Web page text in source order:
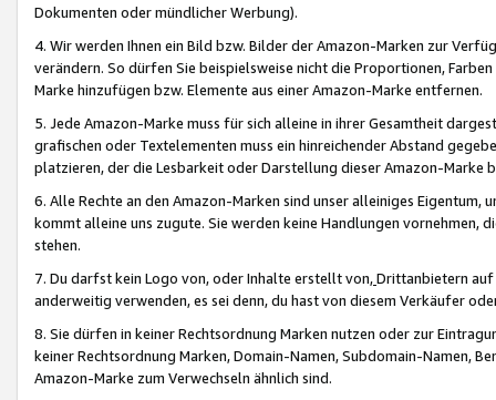
Dokumenten oder mündlicher Werbung).
4. Wir werden Ihnen ein Bild bzw. Bilder der Amazon-Marken zur
verändern. So dürfen Sie beispielsweise nicht die Proportionen,
Marke hinzufügen bzw. Elemente aus einer Amazon-Marke entfernen.
5. Jede Amazon-Marke muss für sich alleine in ihrer Gesamtheit
grafischen oder Textelementen muss ein hinreichender Abstand
platzieren, der die Lesbarkeit oder Darstellung dieser Amazon-Marke
6. Alle Rechte an den Amazon-Marken sind unser alleiniges
kommt alleine uns zugute. Sie werden keine Handlungen vornehmen,
stehen.
7. Du darfst kein Logo von, oder Inhalte erstellt von,Drittanbietern auf
anderweitig verwenden, es sei denn, du hast von diesem Verkäufer
8. Sie dürfen in keiner Rechtsordnung Marken nutzen oder zur
keiner Rechtsordnung Marken, Domain-Namen, Subdomain-Namen,
Amazon-Marke zum Verwechseln ähnlich sind.